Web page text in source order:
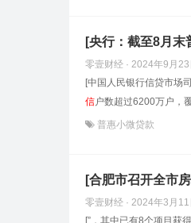
[央行：截至8月末
零壹财经 · 2024年9月23
[中国人民银行信贷市场
信户数超过6200万户，
普惠小微贷款
[合肥市召开全市
零壹财经 · 2024年3月11
[”，其中已有8个项目获